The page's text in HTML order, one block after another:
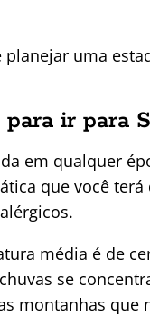
uma
ir para
em qualquer
que você
média é de
se
montanhas que